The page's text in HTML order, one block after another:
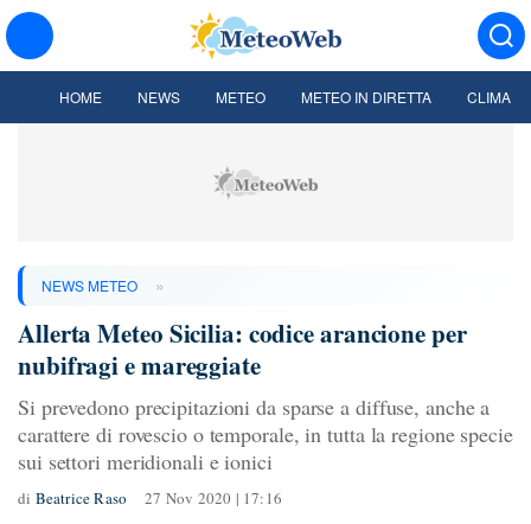
HOME NEWS METEO METEO IN DIRETTA CLIMA
NEWS METEO »
Allerta Meteo Sicilia: codice arancione per
nubifragi e mareggiate
Si prevedono precipitazioni da sparse a diffuse, anche a
carattere di rovescio o temporale, in tutta la regione specie
sui settori meridionali e ionici
di Beatrice Raso 27 Nov 2020 | 17:16